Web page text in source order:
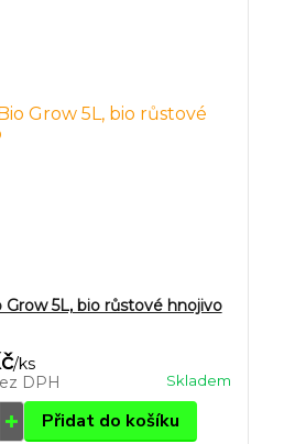
Grow 5L, bio růstové hnojivo
/ks
DPH Skladem
Přidat do košíku